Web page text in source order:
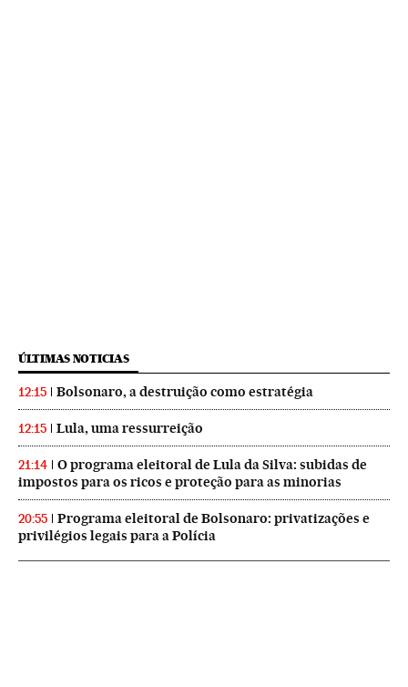
ÚLTIMAS NOTICIAS
12:15 Bolsonaro, a destruição como estratégia
12:15 Lula, uma ressurreição
21:14
O programa eleitoral de Lula da Silva: subidas de
impostos para os ricos e proteção para as minorias
20:55
Programa eleitoral de Bolsonaro: privatizações e
privilégios legais para a Polícia